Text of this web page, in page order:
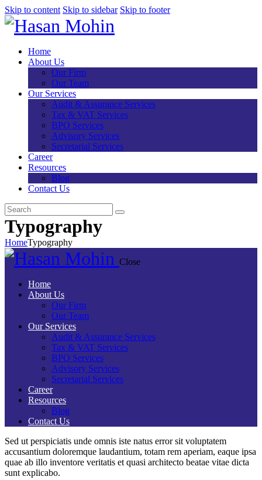
Skip to content Skip to sidebar Skip to footer
Home
About Us
Our Firm
Our Team
Our Services
Audit & Assurance Services​
Tax & VAT Services
BPO Services
Advisory Services
Secretarial Services
Career
Resources
Blog
Contact Us
Typography
HomeTypography
Close
Home
About Us
Our Firm
Our Team
Our Services
Audit & Assurance Services​
Tax & VAT Services
BPO Services
Advisory Services
Secretarial Services
Career
Resources
Blog
Contact Us
Sed ut perspiciatis unde omnis iste natus error sit voluptatem
accusantium doloremque laudantium, totam rem aperiam, eaque ipsa
quae ab illo inventore veritatis et quasi architecto beatae vitae dicta
sunt explicabo.